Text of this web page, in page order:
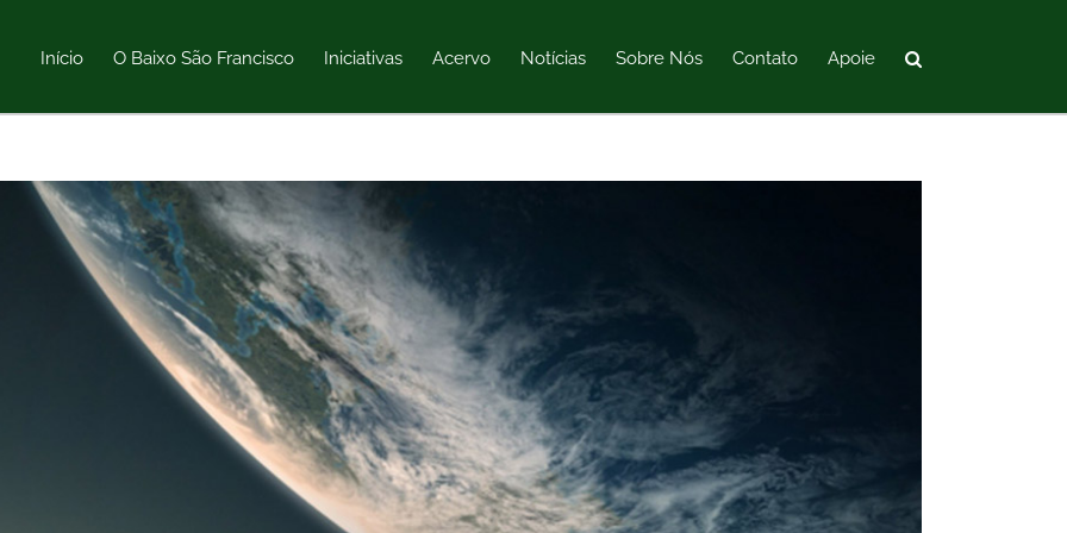
Início O Baixo São Francisco Iniciativas Acervo Notícias Sobre Nós Contato Apoie